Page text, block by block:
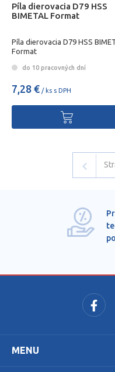
Píla dierovacia D79 HSS
BIMETAL Format
Píla dierovacia D79 HSS
Format
do 10 pracovných dní
7,28 € / ks s DPH
MENU